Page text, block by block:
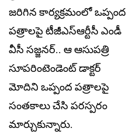
జ‌రిగిన కార్య‌క్ర‌మంలో ఒప్పంద
ప‌త్రాల‌పై టీజీఎస్ఆర్టీసీ ఎండీ
వీసీ స‌జ్జ‌న‌ర్.. ఆ ఆసుప‌త్రి
సూప‌రింటెండెంట్ డాక్ట‌ర్
మోదిని ఒప్పంద ప‌త్రాల‌పై
సంత‌కాలు చేసి ప‌ర‌స్ప‌రం
మార్చుకున్నారు.